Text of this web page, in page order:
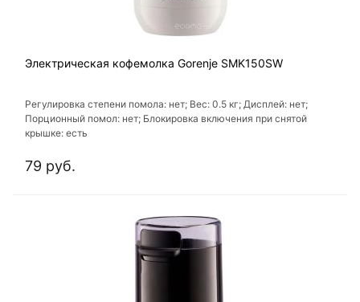
Электрическая кофемолка Gorenje SMK150SW
Регулировка степени помола: нет; Вес: 0.5 кг; Дисплей: нет;
Порционный помол: нет; Блокировка включения при снятой
крышке: есть
79 руб.